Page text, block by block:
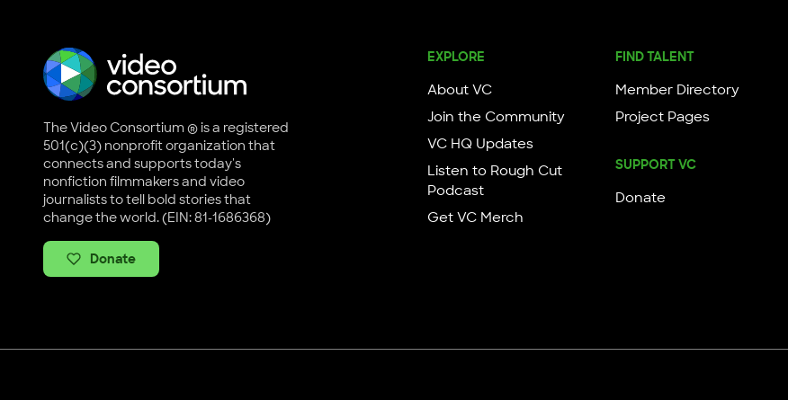
The Video Consortium ® is a registered
501(c)(3) nonprofit organization that
connects and supports today's
nonfiction filmmakers and video
journalists to tell bold stories that
change the world. (EIN: 81-1686368)
Donate
EXPLORE
About VC
Join the Community
VC HQ Updates
Listen to Rough Cut
Podcast
Get VC Merch
FIND TALENT
Member Directory
Project Pages
SUPPORT VC
Donate